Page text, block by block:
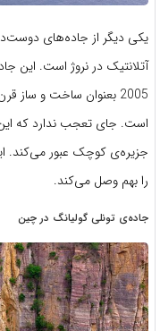
یکی دیگر از جاده‌های
2005 بعنوان ساخت و
جزیره‌ی کوچک عبور می‌کند.
را بهم وصل می‌کند.
جاده‌ی تونلی گولیانگ در چین